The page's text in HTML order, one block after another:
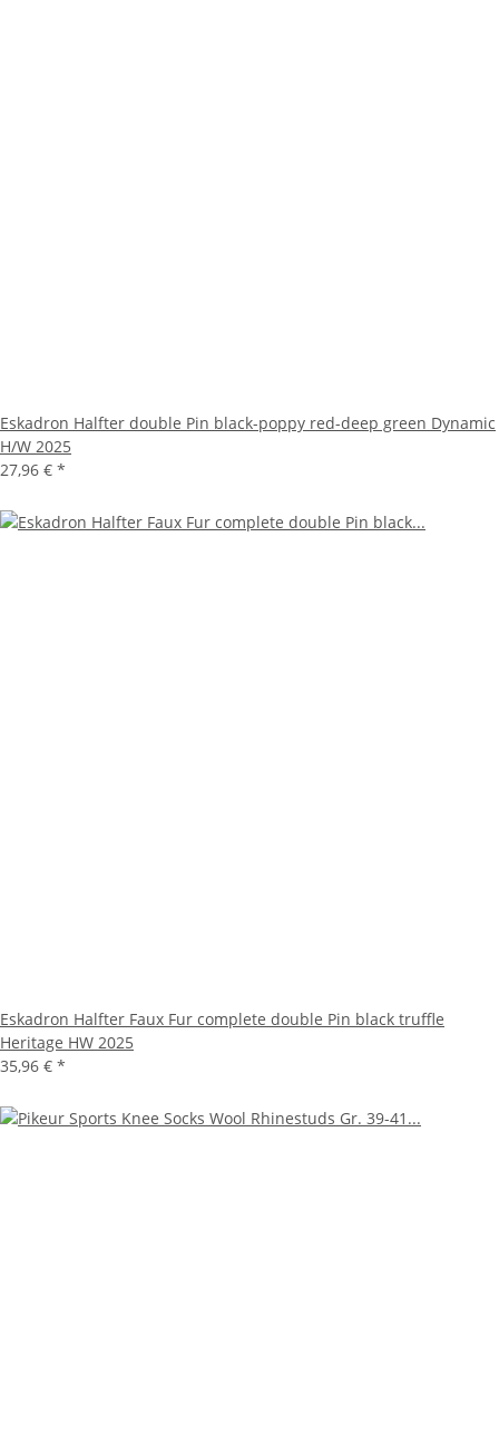
Eskadron Halfter double Pin black-poppy red-deep green Dynamic
H/W 2025
27,96 € *
Eskadron Halfter Faux Fur complete double Pin black truffle
Heritage HW 2025
35,96 € *